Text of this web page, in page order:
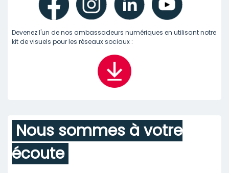
Devenez l'un de nos ambassadeurs numériques en utilisant notre
kit de visuels pour les réseaux sociaux :
Nous sommes à votre
écoute